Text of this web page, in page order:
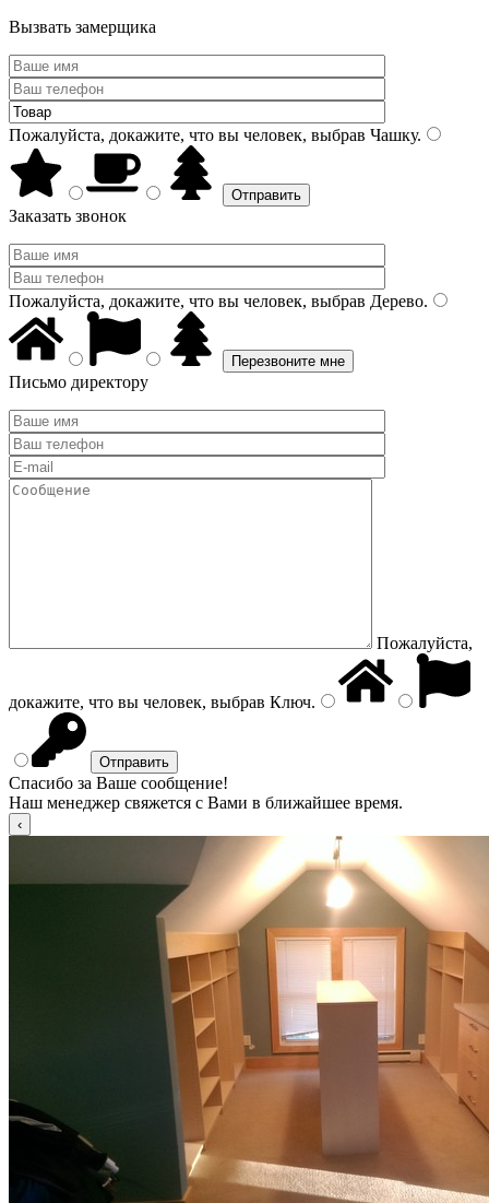
Вызвать замерщика
Пожалуйста, докажите, что вы человек, выбрав Чашку.
Заказать звонок
Пожалуйста, докажите, что вы человек, выбрав Дерево.
Письмо директору
Пожалуйста,
докажите, что вы человек, выбрав Ключ.
Спасибо за Ваше сообщение!
Наш менеджер свяжется с Вами в ближайшее время.